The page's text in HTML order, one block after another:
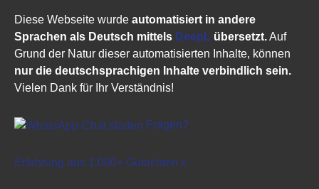
Diese Webseite wurde automatisiert in andere
Sprachen als Deutsch mittels DeepL übersetzt.Auf
Grund der Natur dieser automatisierten Inhalte, können
nur die deutschsprachigen Inhalte verbindlich sein.
Vielen Dank für Ihr Verständnis!
Fragen?
Erfahrung aus 1.000+ Gutachten »